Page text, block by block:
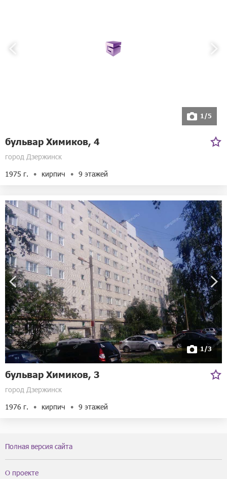
1/5
бульвар Химиков, 4
город Дзержинск
1975 г.
кирпич 9 этажей
1/3
бульвар Химиков, 3
город Дзержинск
1976 г.
кирпич 9 этажей
Полная версия сайта
О проекте